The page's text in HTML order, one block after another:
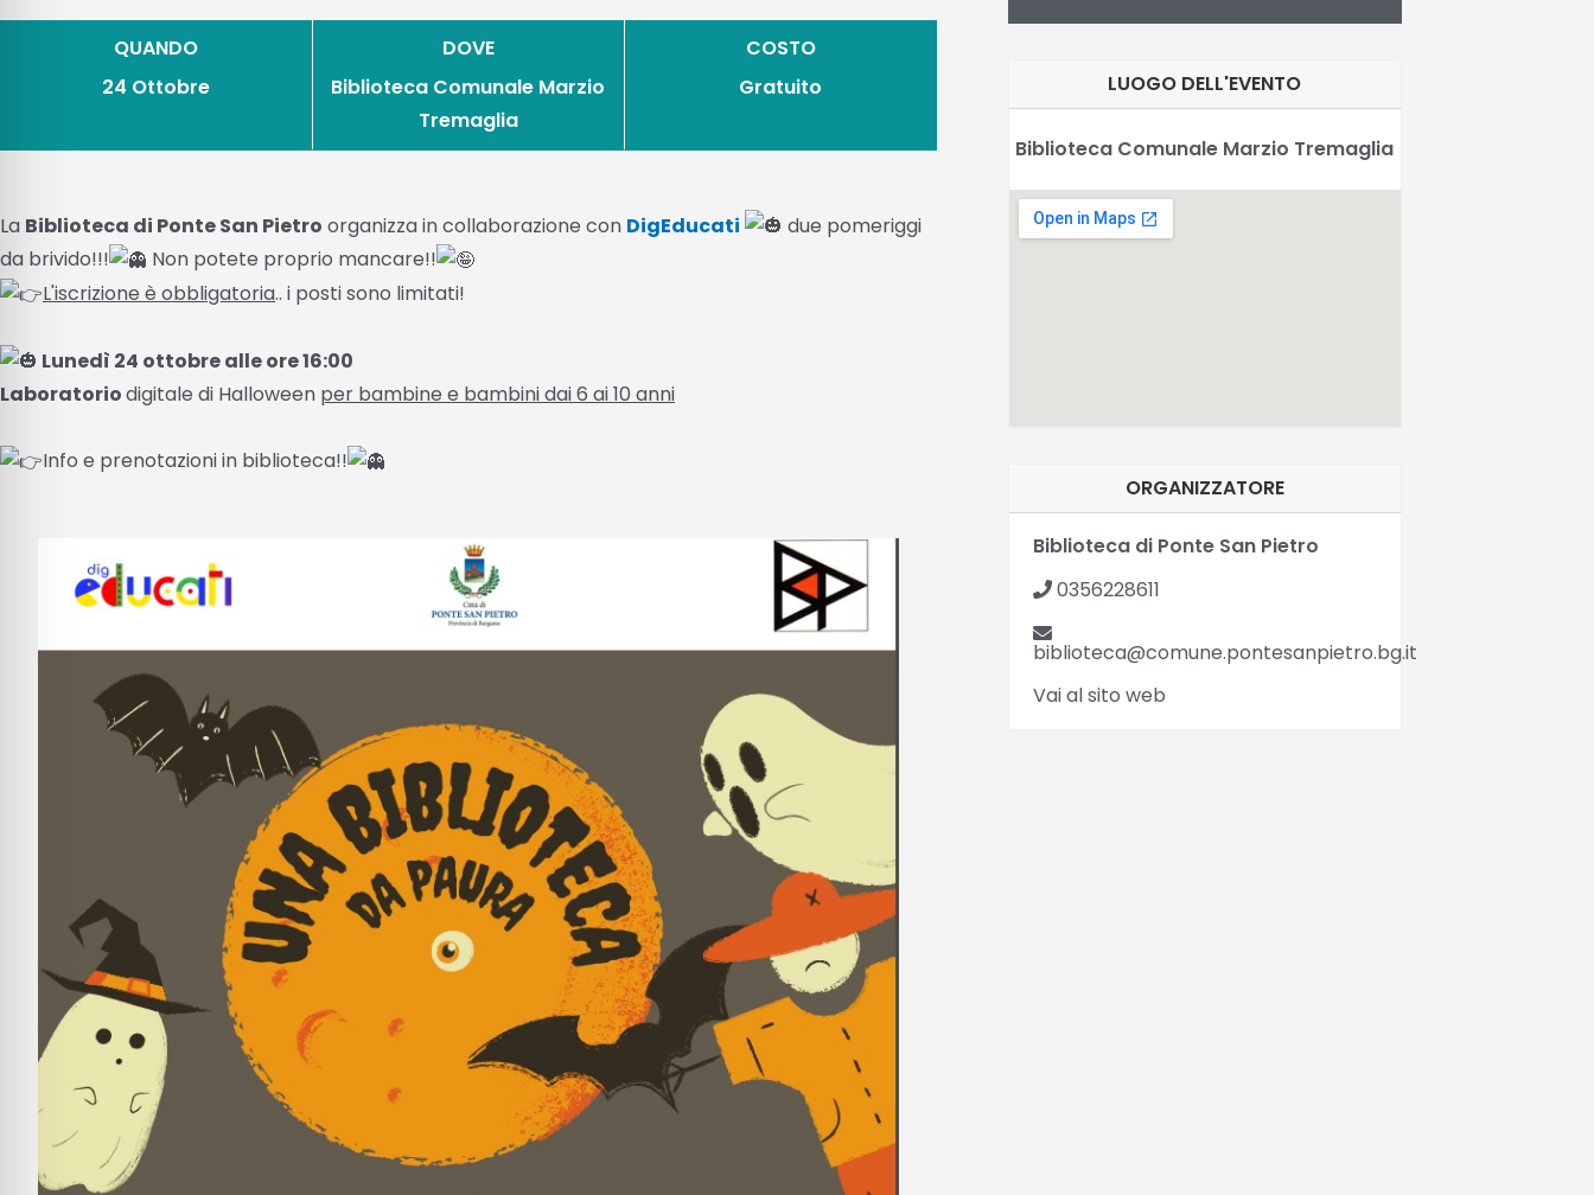
QUANDO
24 Ottobre
DOVE
Biblioteca Comunale Marzio
Tremaglia
COSTO
Gratuito
La Biblioteca di Ponte San Pietro organizza in collaborazione con DigEducati
due pomeriggi
da brivido!!!
Non potete proprio mancare!!
L'iscrizione è obbligatoria.. i posti sono limitati!
Lunedì 24 ottobre alle ore 16:00
Laboratoriodigitale di Halloween per bambine e bambini dai 6 ai 10 anni
Info e prenotazioni in biblioteca!!
LUOGO DELL'EVENTO
Biblioteca Comunale Marzio Tremaglia
ORGANIZZATORE
Biblioteca di Ponte San Pietro
0356228611
biblioteca@comune.pontesanpietro.bg.it
Vai al sito web